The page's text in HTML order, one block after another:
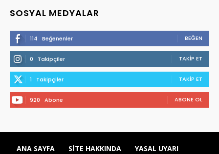
SOSYAL MEDYALAR
114 Beğenenler BEĞEN
0 Takipçiler TAKIP ET
1 Takipçiler TAKIP ET
920 Abone ABONE OL
ANA SAYFA SITE HAKKINDA YASAL UYARI